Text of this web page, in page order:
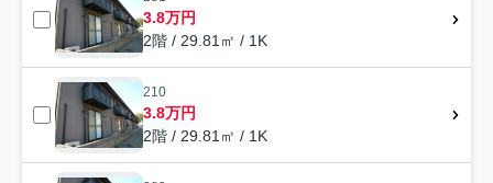
3.8万円
2階 / 29.81㎡ / 1K
210
3.8万円
2階 / 29.81㎡ / 1K